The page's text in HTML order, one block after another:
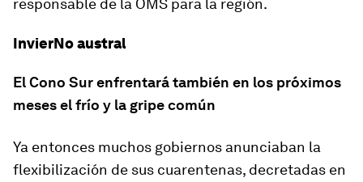
InvierNo austral
El Cono Sur enfrentará también en los próximos
meses el frío y la gripe común
Ya entonces muchos gobiernos anunciaban la
flexibilización de sus cuarentenas, decretadas en